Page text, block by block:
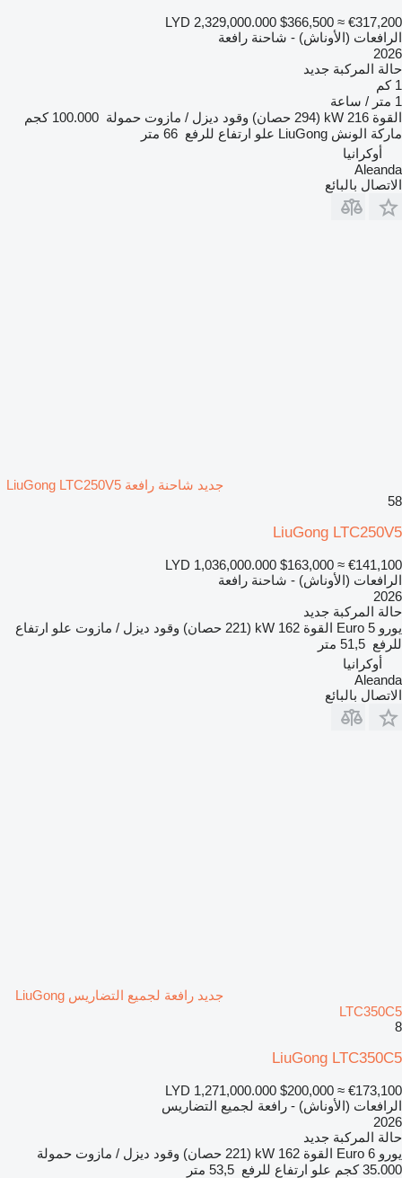
LYD 2,329,000.000 $366,500 ≈ €317,200
الرافعات (الأوناش) - شاحنة رافعة
2026
حالة المركبة جديد
1 كم
1 متر / ساعة
القوة 216 kW (294 حصان) وقود ديزل / مازوت حمولة 100.000 كجم
ماركة الونش LiuGong علو ارتفاع للرفع 66 متر
أوكرانيا
Aleanda
الاتصال بالبائع
جديد شاحنة رافعة LiuGong LTC250V5
58
LiuGong LTC250V5
LYD 1,036,000.000 $163,000 ≈ €141,100
الرافعات (الأوناش) - شاحنة رافعة
2026
حالة المركبة جديد
يورو Euro 5 القوة 162 kW (221 حصان) وقود ديزل / مازوت علو ارتفاع
للرفع 51,5 متر
أوكرانيا
Aleanda
الاتصال بالبائع
جديد رافعة لجميع التضاريس LiuGong
LTC350C5
8
LiuGong LTC350C5
LYD 1,271,000.000 $200,000 ≈ €173,100
الرافعات (الأوناش) - رافعة لجميع التضاريس
2026
حالة المركبة جديد
يورو Euro 6 القوة 162 kW (221 حصان) وقود ديزل / مازوت حمولة
35.000 كجم
علو ارتفاع للرفع 53,5 متر